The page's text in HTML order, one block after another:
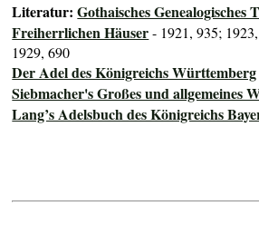
Literatur:Gothaisches Genealogisches
Freiherrlichen Häuser- 1921, 935;
1929, 690
Der Adel des Königreichs Württemberg
Siebmacher's Großes und allgemeines
Lang’s Adelsbuch des Königreichs